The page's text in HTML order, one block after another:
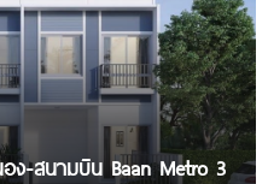
ง-สนามบิน Baan Metro 3